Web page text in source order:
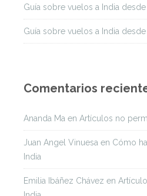
Guía sobre vuelos a India
Guía sobre vuelos a India
Comentarios
Ananda Ma en Artículos no
Juan Angel Vinuesa en Cómo
India
Emilia Ibáñez Chávez en